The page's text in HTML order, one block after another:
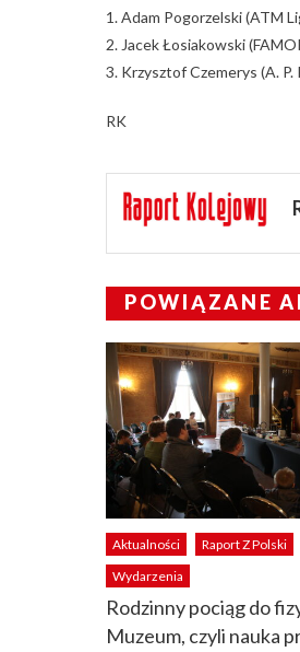
1. Adam Pogorzelski (ATM
2. Jacek Łosiakowski
3. Krzysztof Czemerys (A. P.
RK
POWIĄZANE
Aktualności
Raport Z Polski
Wydarzenia
Rodzinny pociąg do
Muzeum, czyli nauka